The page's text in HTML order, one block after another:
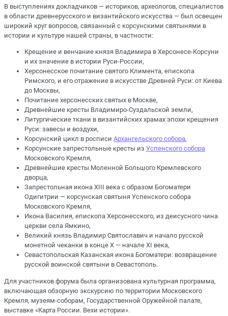
В выступлениях докладчиков ­— историков, археологов, специалистов
в области древнерусского и византийского искусства — был освещен
широкий круг вопросов, связанный с корсунскими святынями в
истории и культуре нашей страны, в частности:
Крещение и венчание князя Владимира в Херсонесе-Корсуни
и их значение в истории Руси-России,
Херсонесское почитание святого Климента, епископа
Римского, и его отражение в искусстве Древней Руси: от Киева
до Москвы,
Почитание херсонесских святых в Москве,
Древнейшие кресты Владимиро-Суздальской земли,
Литургические ткани в византийских храмах эпохи крещения
Руси: завесы и воздухи,
Корсунский цикл в росписи Архангельского собора,
Корсунские запрестольные кресты из Успенского собора
Московского Кремля,
Древнейшие кресты Моленной Большого Кремлевского
дворца,
Запрестольная икона XIII века с образом Богоматери
Одигитрии — корсунская святыня Успенского собора
Московского Кремля,
Икона Василия, епископа Херсонесского, из деисусного чина
церкви села Ямкино,
Великий князь Владимир Святославич и начало русской
монетной чеканки в конце X — начале XI века,
Севастопольская Казанская икона Богоматери: возвращение
русской воинской святыни в Севастополь.
Для участников форума была организована культурная программа,
включающая обзорную экскурсию по территории Московского
Кремля, музеям-соборам, Государственной Оружейной палате,
выставке «Карта России. Вехи истории».